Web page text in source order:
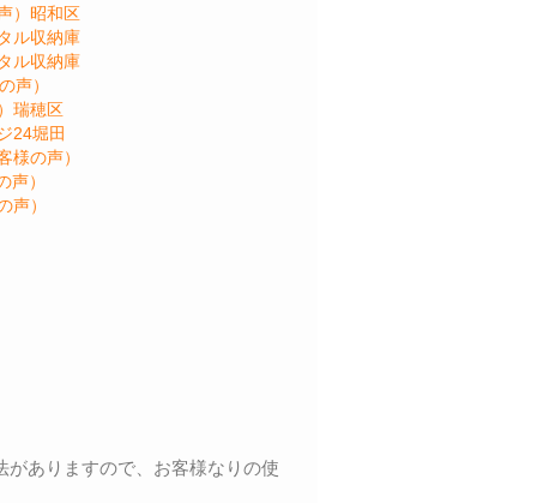
）昭和区
ル収納庫
ル収納庫
声）
瑞穂区
24堀田
様の声）
）
声）
ありますので、お客様なりの使